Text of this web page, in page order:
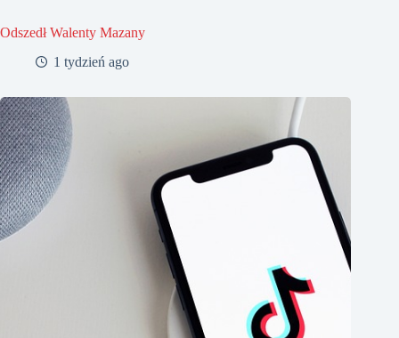
Odszedł Walenty Mazany
1 tydzień ago